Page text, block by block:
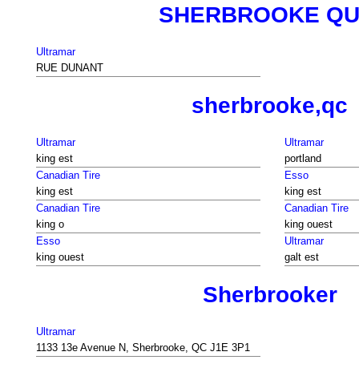
SHERBROOKE
Ultramar
RUE DUNANT
sherbrooke,qc
Ultramar
king est
Ultramar
portland
Canadian Tire
king est
Esso
king est
Canadian Tire
king o
Canadian Tire
king ouest
Esso
king ouest
Ultramar
galt est
Sherbrooker
Ultramar
1133 13e Avenue N, Sherbrooke, QC J1E 3P1